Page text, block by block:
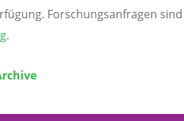
Forschungsanfragen
.